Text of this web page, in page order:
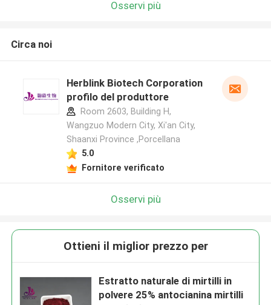
Osservi più
Circa noi
Herblink Biotech Corporation
profilo del produttore
Room 2603, Building H,
Wangzuo Modern City, Xi'an City,
Shaanxi Province ,Porcellana
5.0
Fornitore verificato
Osservi più
Ottieni il miglior prezzo per
Estratto naturale di mirtilli in
polvere 25% antocianina mirtilli